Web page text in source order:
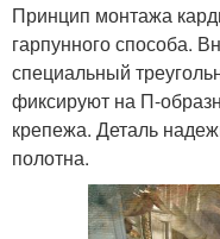
Принцип монтажа
гарпунного способа.
специальный
фиксируют на П-
крепежа. Деталь
полотна.